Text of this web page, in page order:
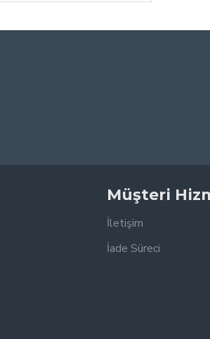
Müşteri
İletişim
İade Süreci